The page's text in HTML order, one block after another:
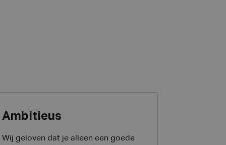
Ambitieus
Wij geloven dat je alleen een goede